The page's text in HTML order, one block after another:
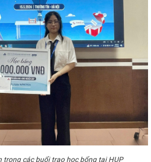
trong các buổi trao học bổng tại HUP